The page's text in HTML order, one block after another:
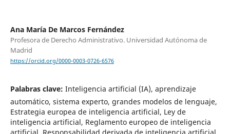
Ana María De Marcos Fernández
Profesora de Derecho Administrativo. Universidad Autónoma de
Madrid
https://orcid.org/0000-0003-0726-6576
Palabras clave: Inteligencia artificial (IA), aprendizaje
automático, sistema experto, grandes modelos de lenguaje,
Estrategia europea de inteligencia artificial, Ley de
inteligencia artificial, Reglamento europeo de inteligencia